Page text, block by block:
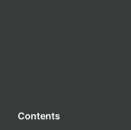
Contents